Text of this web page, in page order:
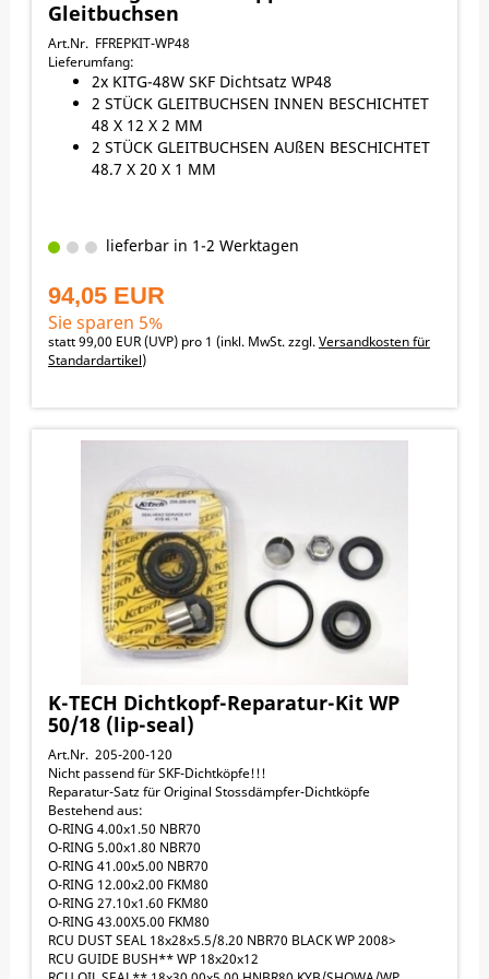
YAMAHA YZ125 2005-2005
YAMAHA YZ250 2005-2005
YAMAHA YZ250F 2005-2005
YAMAHA YZ450F 2005-2013
Gleitbuchsen
Art.Nr. FFREPKIT-WP48
Lieferumfang:
2x KITG-48W SKF Dichtsatz WP48
2 STÜCK GLEITBUCHSEN INNEN BESCHICHTET
48 X 12 X 2 MM
2 STÜCK GLEITBUCHSEN AUßEN BESCHICHTET
48.7 X 20 X 1 MM
lieferbar in 1-2 Werktagen
94,05 EUR
Sie sparen 5%
statt99,00 EUR(UVP) pro 1 (inkl. MwSt. zzgl.Versandkosten für
Standardartikel)
K-TECH Dichtkopf-Reparatur-Kit WP
50/18 (lip-seal)
Art.Nr. 205-200-120
Nicht passend für SKF-Dichtköpfe!!!
Reparatur-Satz für Original Stossdämpfer-Dichtköpfe
Bestehend aus:
O-RING 4.00x1.50 NBR70
O-RING 5.00x1.80 NBR70
O-RING 41.00x5.00 NBR70
O-RING 12.00x2.00 FKM80
O-RING 27.10x1.60 FKM80
O-RING 43.00X5.00 FKM80
RCU DUST SEAL 18x28x5.5/8.20 NBR70 BLACK WP 2008>
RCU GUIDE BUSH** WP 18x20x12